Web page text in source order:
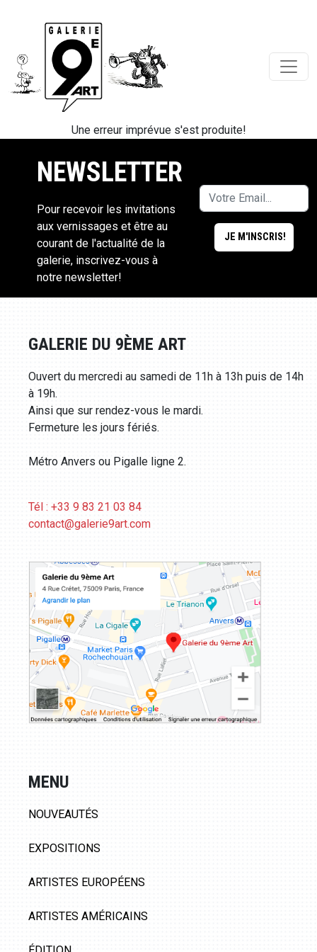
Une erreur imprévue s'est produite!
NEWSLETTER
Pour recevoir les invitations
aux vernissages et être au
courant de l'actualité de la
galerie, inscrivez-vous à
notre newsletter!
GALERIE DU 9ÈME ART
Ouvert du mercredi au samedi de 11h à 13h puis de 14h
à 19h.
Ainsi que sur rendez-vous le mardi.
Fermeture les jours fériés.
Métro Anvers ou Pigalle ligne 2.
Tél : +33 9 83 21 03 84
contact@galerie9art.com
MENU
NOUVEAUTÉS
EXPOSITIONS
ARTISTES EUROPÉENS
ARTISTES AMÉRICAINS